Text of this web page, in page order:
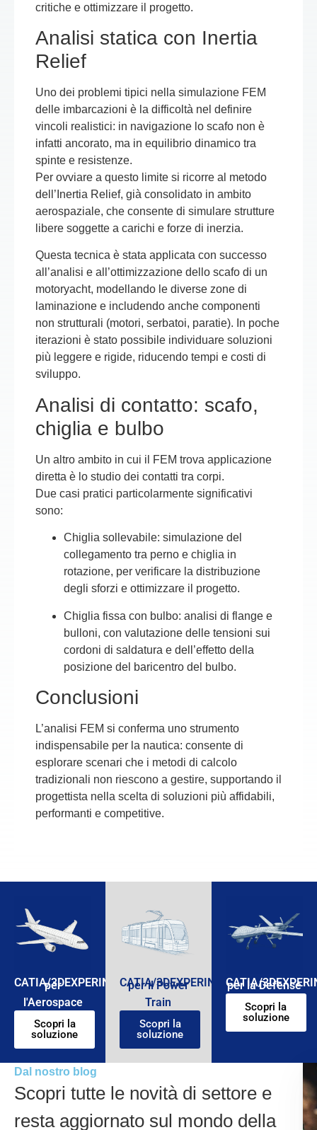
critiche e ottimizzare il progetto.
Analisi statica con Inertia
Relief
Uno dei problemi tipici nella simulazione FEM
delle imbarcazioni è la difficoltà nel definire
vincoli realistici: in navigazione lo scafo non è
infatti ancorato, ma in equilibrio dinamico tra
spinte e resistenze.
Per ovviare a questo limite si ricorre al metodo
dell’ Inertia Relief, già consolidato in ambito
aerospaziale, che consente di simulare strutture
libere soggette a carichi e forze di inerzia.
Questa tecnica è stata applicata con successo
all’analisi e all’ottimizzazione dello scafo di un
motoryacht, modellando le diverse zone di
laminazione e includendo anche componenti
non strutturali (motori, serbatoi, paratie). In poche
iterazioni è stato possibile individuare soluzioni
più leggere e rigide, riducendo tempi e costi di
sviluppo.
Analisi di contatto: scafo,
chiglia e bulbo
Un altro ambito in cui il FEM trova applicazione
diretta è lo studio dei contatti tra corpi.
Due casi pratici particolarmente significativi
sono:
Chiglia sollevabile: simulazione del
collegamento tra perno e chiglia in
rotazione, per verificare la distribuzione
degli sforzi e ottimizzare il progetto.
Chiglia fissa con bulbo: analisi di flange e
bulloni, con valutazione delle tensioni sui
cordoni di saldatura e dell’effetto della
posizione del baricentro del bulbo.
Conclusioni
L’analisi FEM si conferma uno strumento
indispensabile per la nautica: consente di
esplorare scenari che i metodi di calcolo
tradizionali non riescono a gestire, supportando il
progettista nella scelta di soluzioni più affidabili,
performanti e competitive.
CATIA/3DEXPERINCE
per
l'Aerospace
Scopri la
soluzione
CATIA/3DEXPERINCE
per il Power
Train
Scopri la
soluzione
CATIA/
per la Defense
Scopri la
soluzione
Dal nostro blog
Scopri tutte le novità di settore e
resta aggiornato sul mondo della